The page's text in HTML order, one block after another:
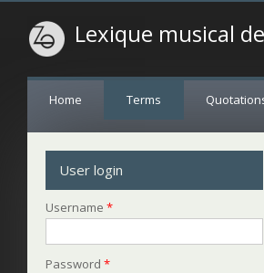
Lexique musical
Home Terms
User login
Username *
Password *